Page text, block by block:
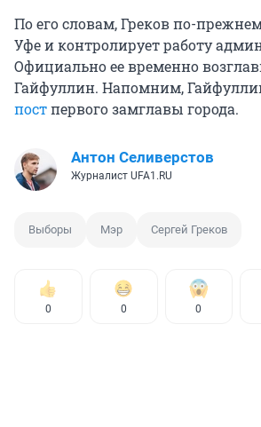
По его словам, Греков по-
Уфе и контролирует работу
Официально ее временно
Гайфуллин. Напомним,
постпервого замглавы города.
Антон Селиверстов
Журналист UFA1.RU
Выборы Мэр Сергей Греков
0 0 0